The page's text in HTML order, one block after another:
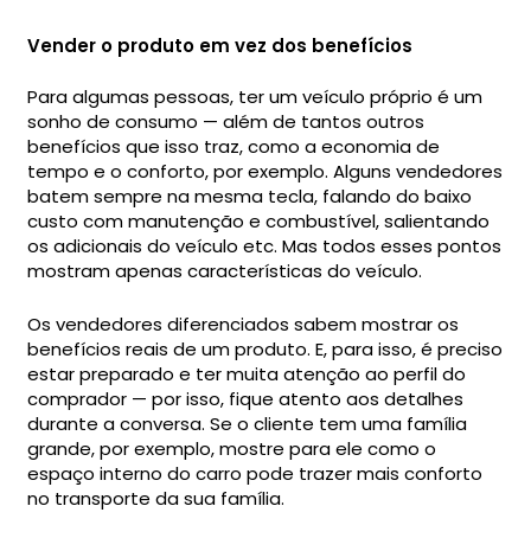
Vender o produto em vez dos benefícios
Para algumas pessoas, ter um veículo próprio é um
sonho de consumo — além de tantos outros
benefícios que isso traz, como a economia de
tempo e o conforto, por exemplo. Alguns vendedores
batem sempre na mesma tecla, falando do baixo
custo com manutenção e combustível, salientando
os adicionais do veículo etc. Mas todos esses pontos
mostram apenas características do veículo.
Os vendedores diferenciados sabem mostrar os
benefícios reais de um produto. E, para isso, é preciso
estar preparado e ter muita atenção ao perfil do
comprador — por isso, fique atento aos detalhes
durante a conversa. Se o cliente tem uma família
grande, por exemplo, mostre para ele como o
espaço interno do carro pode trazer mais conforto
no transporte da sua família.